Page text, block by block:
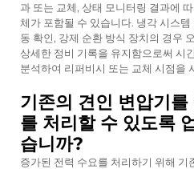
과 또는 교체, 상태 모니터링 결과에
체가 포함될 수 있습니다. 냉각 시스
동 확인, 강제 순환 방식 장치의 경우
상세한 정비 기록을 유지함으로써 시
분석하여 리퍼비시 또는 교체 시점을
기존의 견인 변압기
를 처리할 수 있도록
습니까?
증가된 전력 수요를 처리하기 위해